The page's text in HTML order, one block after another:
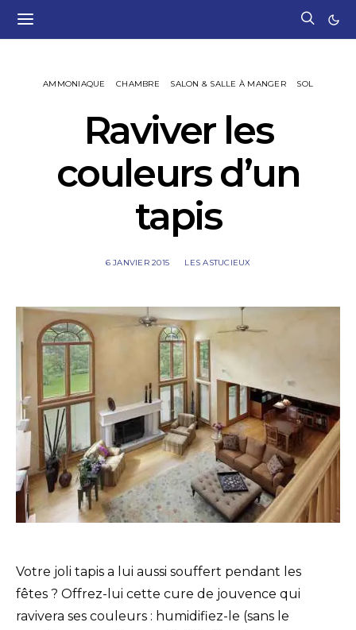
AMMONIAQUE CHAMBRE SALON & SALLE À MANGER SOL
Raviver les
couleurs d’un
tapis
6 JANVIER 2015 LES ASTUCIEUX
Votre joli tapis a lui aussi souffert pendant les
fêtes ? Offrez-lui cette cure de jouvence qui
ravivera ses couleurs : humidifiez-le (sans le